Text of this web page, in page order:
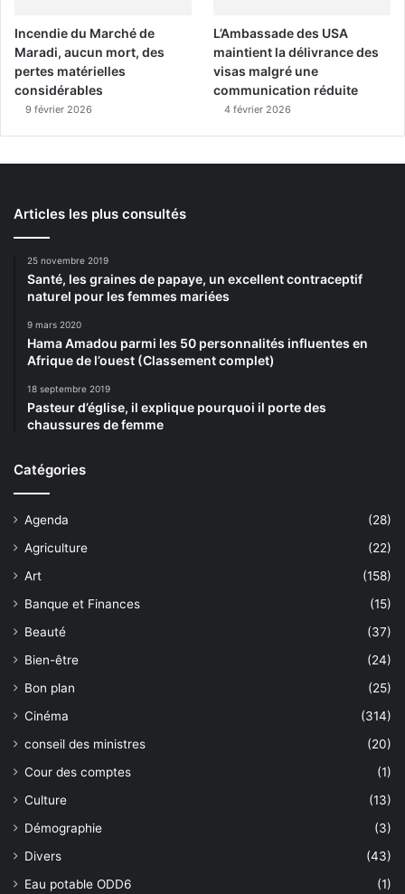
Incendie du Marché de
Maradi, aucun mort, des
pertes matérielles
considérables
9 février 2026
L’Ambassade des USA
maintient la délivrance des
visas malgré une
communication réduite
4 février 2026
Articles les plus consultés
25 novembre 2019
Santé, les graines de papaye, un excellent contraceptif
naturel pour les femmes mariées
9 mars 2020
Hama Amadou parmi les 50 personnalités influentes en
Afrique de l’ouest (Classement complet)
18 septembre 2019
Pasteur d’église, il explique pourquoi il porte des
chaussures de femme
Catégories
Agenda
(28)
Agriculture
(22)
Art
(158)
Banque et Finances
(15)
Beauté
(37)
Bien-être
(24)
Bon plan
(25)
Cinéma
(314)
conseil des ministres
(20)
Cour des comptes
(1)
Culture
(13)
Démographie
(3)
Divers
(43)
Eau potable ODD6
(1)